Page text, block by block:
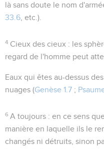
là sans doute le nom
33.6 , etc.).
4 Cieux des cieux : les
regard de l'homme peut
Eaux qui êtes au-dessus
nuages (Genèse 1.7 ;
6 A toujours : en ce sens
manière en laquelle ils le
changés ni détruits, sinon